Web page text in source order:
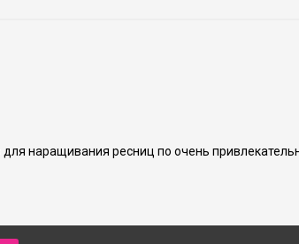
наращивания ресниц по очень